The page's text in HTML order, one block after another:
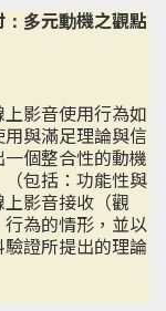
多元動機之觀點
影音使用行為如
與滿足理論與信
個整合性的動機
包括：功能性與
影音接收（觀
為的情形，並以
證所提出的理論